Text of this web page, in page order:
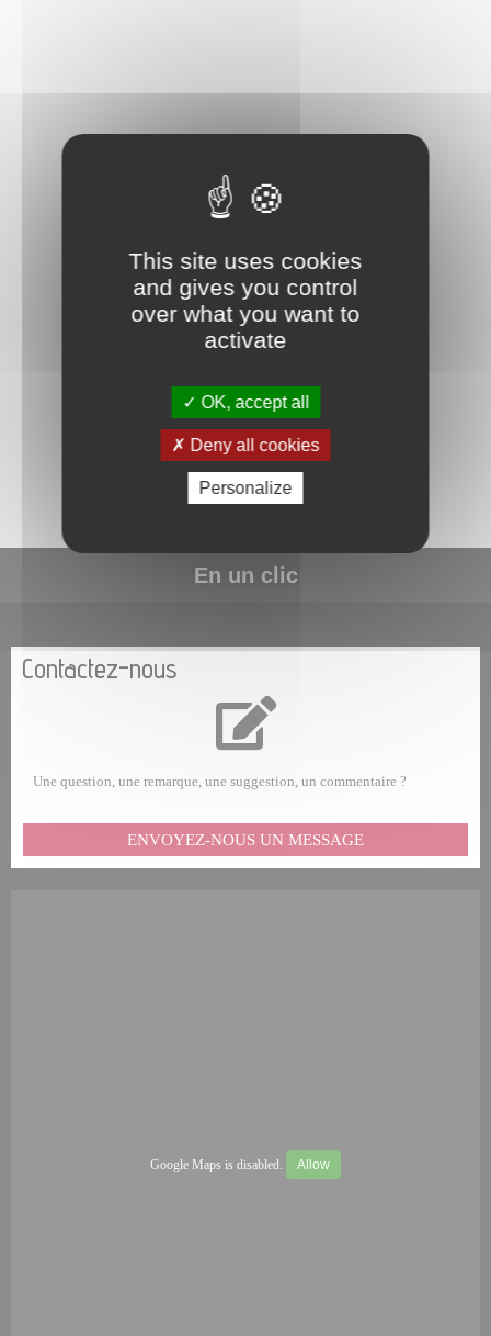
La commune de Papeete traite les données recueillies pour
répondre à votre demande d’information. Pour en savoir plus sur la
gestion de vos données personnelles et pour exercer vos droits,
POLITIQUE DE CONFIDENTIALITÉ
En un clic
Contactez-nous
Une question, une remarque, une suggestion, un commentaire ?
ENVOYEZ-NOUS UN MESSAGE
Google Maps is disabled. Allow
This site uses cookies
and gives you control
over what you want to
activate
OK, accept all
Deny all cookies
Personalize